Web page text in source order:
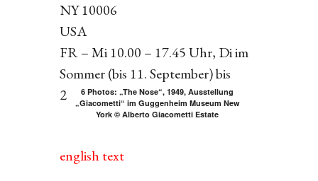
NY 10006
USA
FR – Mi 10.00 – 17.45 Uhr, Di im
Sommer (bis 11. September) bis
21.00 Uhr, Do geschlossen
6 Photos: „The Nose“, 1949, Ausstellung
„Giacometti“ im Guggenheim Museum New
York © Alberto Giacometti Estate
english text